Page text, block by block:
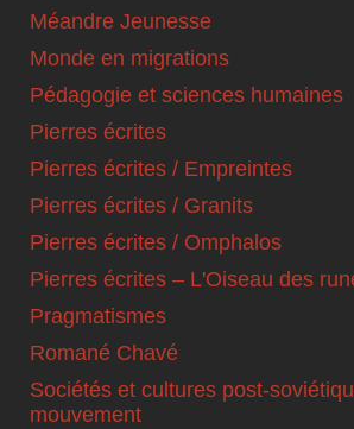
Méandre Jeunesse
Monde en migrations
Pédagogie et sciences humaines
Pierres écrites
Pierres écrites / Empreintes
Pierres écrites / Granits
Pierres écrites / Omphalos
Pierres écrites – L'Oiseau des
Pragmatismes
Romané Chavé
Sociétés et cultures post-
mouvement